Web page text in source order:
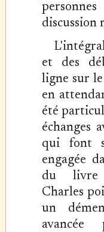
discussion
et des
ligne sur
en
été
échanges
qui font
engagée
du livre
Charles
un